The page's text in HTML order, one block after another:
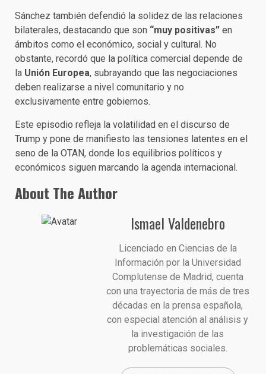
Sánchez también defendió la solidez de las relaciones
bilaterales, destacando que son “muy positivas” en
ámbitos como el económico, social y cultural. No
obstante, recordó que la política comercial depende de
la Unión Europea, subrayando que las negociaciones
deben realizarse a nivel comunitario y no
exclusivamente entre gobiernos.
Este episodio refleja la volatilidad en el discurso de
Trump y pone de manifiesto las tensiones latentes en el
seno de la OTAN, donde los equilibrios políticos y
económicos siguen marcando la agenda internacional.
About The Author
Ismael Valdenebro
Licenciado en Ciencias de la
Información por la Universidad
Complutense de Madrid, cuenta
con una trayectoria de más de tres
décadas en la prensa española,
con especial atención al análisis y
la investigación de las
problemáticas sociales.